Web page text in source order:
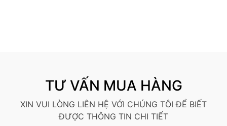
TƯ VẤN MUA HÀNG
XIN VUI LÒNG LIÊN HỆ VỚI CHÚNG TÔI ĐỂ BIẾT
ĐƯỢC THÔNG TIN CHI TIẾT